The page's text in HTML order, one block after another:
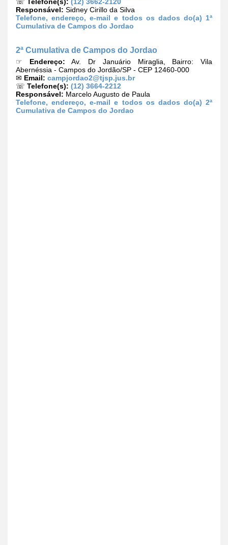
Responsável: Sidney Cirillo da Silva
Telefone, endereço, e-mail e todos os dados do(a) 1ª
Cumulativa de Campos do Jordao
2ª Cumulativa de Campos do Jordao
☞ Endereço: Av. Dr Januário Miraglia, Bairro: Vila
Abernéssia - Campos do Jordão/SP - CEP 12460-000
✉ Email: campjordao2@tjsp.jus.br
☏ Telefone(s): (12) 3664-2212
Responsável: Marcelo Augusto de Paula
Telefone, endereço, e-mail e todos os dados do(a) 2ª
Cumulativa de Campos do Jordao